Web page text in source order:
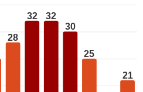
28
32 32
30
25
21